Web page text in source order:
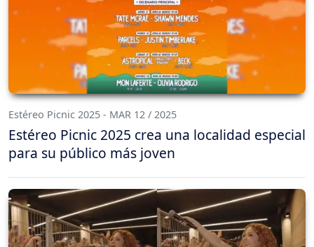
Estéreo Picnic 2025 - MAR 12 / 2025
Estéreo Picnic 2025 crea una localidad especial
para su público más joven